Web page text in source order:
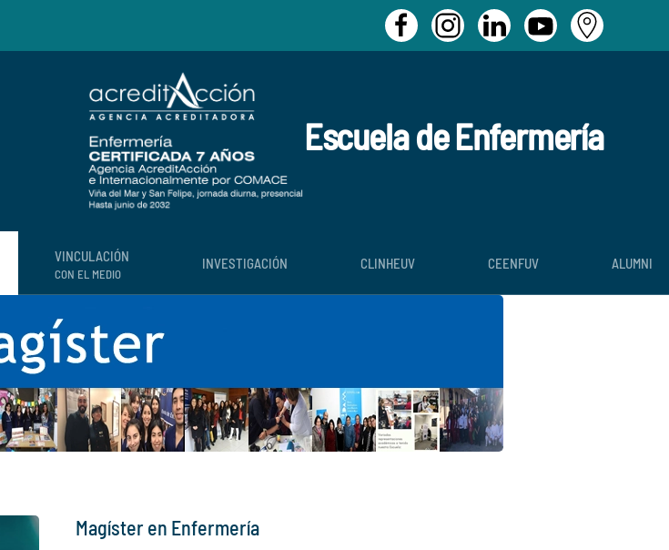
Escuela de Enfermería
VINCULACIÓN
CON EL MEDIO
INVESTIGACIÓN CLINHEUV CEENFUV ALUMNI
Magíster en Enfermería